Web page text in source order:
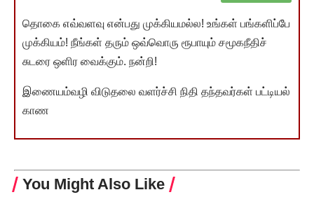
தொகை எவ்வளவு என்பது முக்கியமல்ல! உங்கள் பங்களிப்பே
முக்கியம்! நீங்கள் தரும் ஒவ்வொரு ரூபாயும் சமூகநீதிச்
சுடரை ஒளிர வைக்கும். நன்றி!
இணையம்வழி விடுதலை வளர்ச்சி நிதி தந்தவர்கள் பட்டியல்
காண
You Might Also Like